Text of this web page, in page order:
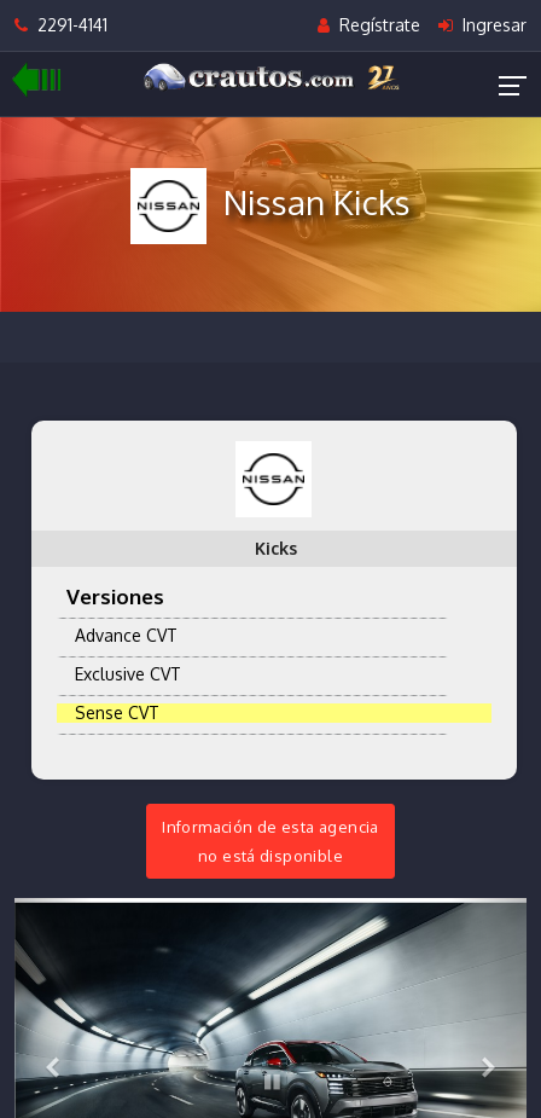
2291-4141 Regístrate Ingresar
Nissan Kicks
Kicks
Versiones
Advance CVT
Exclusive CVT
Sense CVT
Información de esta agencia
no está disponible